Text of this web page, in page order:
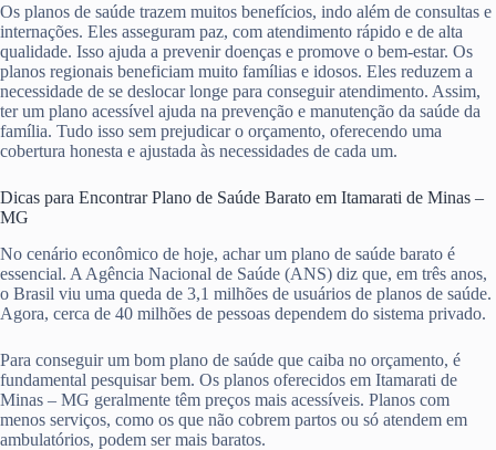
Os planos de saúde trazem muitos benefícios, indo além de consultas e
internações. Eles asseguram paz, com atendimento rápido e de alta
qualidade. Isso ajuda a prevenir doenças e promove o bem-estar. Os
planos regionais beneficiam muito famílias e idosos. Eles reduzem a
necessidade de se deslocar longe para conseguir atendimento. Assim,
ter um plano acessível ajuda na prevenção e manutenção da saúde da
família. Tudo isso sem prejudicar o orçamento, oferecendo uma
cobertura honesta e ajustada às necessidades de cada um.
Dicas para Encontrar Plano de Saúde Barato em Itamarati de Minas –
MG
No cenário econômico de hoje, achar um plano de saúde barato é
essencial. A Agência Nacional de Saúde (ANS) diz que, em três anos,
o Brasil viu uma queda de 3,1 milhões de usuários de planos de saúde.
Agora, cerca de 40 milhões de pessoas dependem do sistema privado.
Para conseguir um bom plano de saúde que caiba no orçamento, é
fundamental pesquisar bem. Os planos oferecidos em Itamarati de
Minas – MG geralmente têm preços mais acessíveis. Planos com
menos serviços, como os que não cobrem partos ou só atendem em
ambulatórios, podem ser mais baratos.